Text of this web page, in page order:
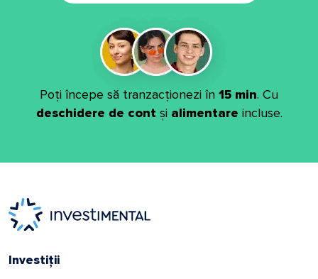
Poți începe să tranzacționezi în 15 min. Cu
deschidere de cont și alimentare incluse.
Investiții